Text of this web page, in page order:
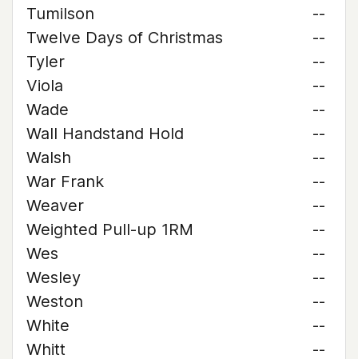
Tumilson
--
Twelve Days of Christmas
--
Tyler
--
Viola
--
Wade
--
Wall Handstand Hold
--
Walsh
--
War Frank
--
Weaver
--
Weighted Pull-up 1RM
--
Wes
--
Wesley
--
Weston
--
White
--
Whitt
--